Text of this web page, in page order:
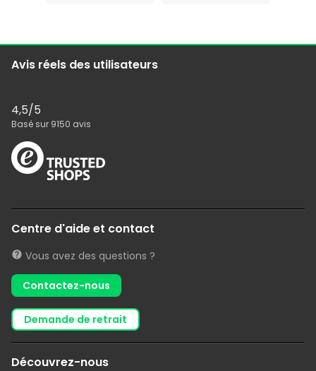
Avis réels des utilisateurs
4,5/5
Basé sur 9150 avis
Centre d'aide et contact
Vous avez des questions ?
Contactez-nous
demande de retrait
Découvrez-nous